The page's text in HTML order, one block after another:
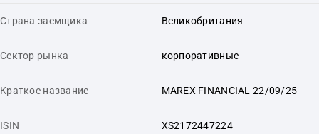
Страна заемщика Великобритания
Сектор рынка корпоративные
Краткое название MAREX FINANCIAL 22/09/25
ISIN XS2172447224